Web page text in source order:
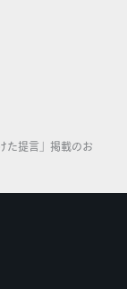
た提言」掲載のお